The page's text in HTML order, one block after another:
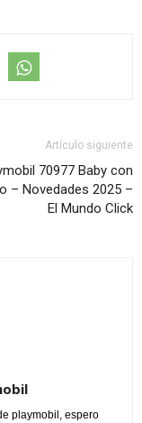
Artículo siguiente
70977 Baby con
– Novedades 2025 –
El Mundo Click
playmobil, espero